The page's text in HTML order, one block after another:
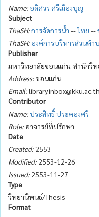
Name: อดิศวร ศรีเมืองบุญ
Subject
ThaSH:การจัดการน้ำ --ไทย --
ThaSH: องค์การบริหารส่วนตำ
Publisher
มหาวิทยาลัยขอนแก่น. สำนักวิ
Address:ขอนแก่น
Email:library.inbox@kku.ac.th
Contributor
Name:ประสิทธิ์ ประคองศรี
Role: อาจารย์ที่ปรึกษา
Date
Created: 2553
Modified: 2553-12-26
Issued: 2553-11-27
Type
วิทยานิพนธ์/Thesis
Format